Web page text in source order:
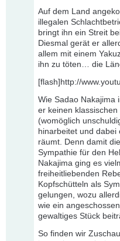
Auf dem Land
illegalen
bringt ihn ein Streit
Diesmal gerät er
allem mit einem
ihn zu töten… die
[flash]http://
Wie Sadao Nakajima
er keinen
(womöglich
hinarbeitet und
räumt. Denn damit
Sympathie für den
Nakajima ging es
freiheitliebenden
Kopfschütteln als
gelungen, wozu
wie ein
gewaltiges Stück
So finden wir